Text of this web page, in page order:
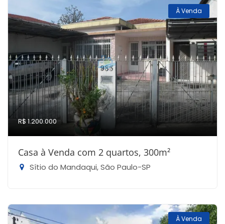
À Venda
R$ 1.200.000
Casa à Venda com 2 quartos, 300m²
Sítio do Mandaqui, São Paulo-SP
À Venda